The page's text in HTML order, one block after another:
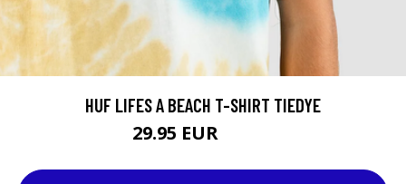
HUF LIFES A BEACH T-SHIRT TIEDYE
29.95 EUR